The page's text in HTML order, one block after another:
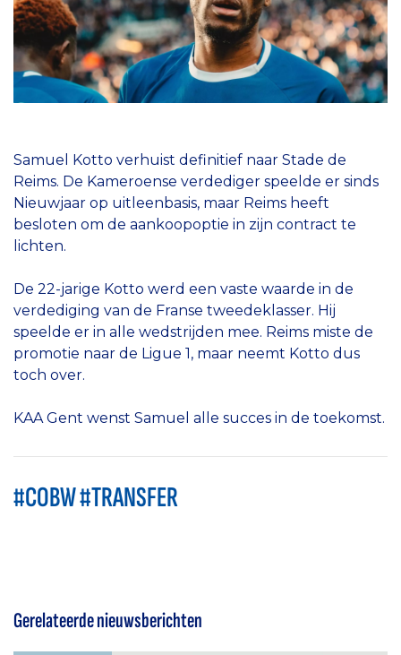
Samuel Kotto verhuist definitief naar Stade de
Reims. De Kameroense verdediger speelde er sinds
Nieuwjaar op uitleenbasis, maar Reims heeft
besloten om de aankoopoptie in zijn contract te
lichten.
De 22-jarige Kotto werd een vaste waarde in de
verdediging van de Franse tweedeklasser. Hij
speelde er in alle wedstrijden mee. Reims miste de
promotie naar de Ligue 1, maar neemt Kotto dus
toch over.
KAA Gent wenst Samuel alle succes in de toekomst.
#COBW #TRANSFER
Gerelateerde nieuwsberichten